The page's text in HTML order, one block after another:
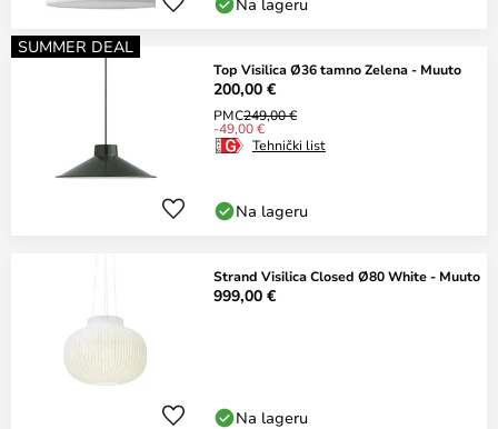
SUMMER DEAL
Top Visilica Ø36 tamno Zelena - Muuto
200,00 €
PMC249,00 €
-49,00 €
Tehnički list
Na lageru
Strand Visilica Closed Ø80 White - Muuto
999,00 €
Na lageru